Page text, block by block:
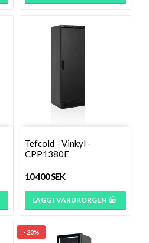
Tefcold - Vinkyl -
CPP1380E
10 400 SEK
LÄGG I VARUKORGEN
- 20%